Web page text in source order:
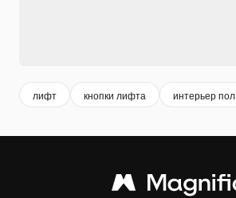
лифт кнопки лифта интерьер пол